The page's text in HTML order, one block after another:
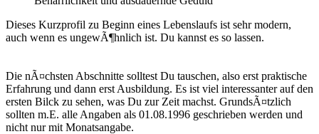
Dieses Kurzprofil zu Beginn eines Lebenslaufs ist sehr modern,
auch wenn es ungewÃ¶hnlich ist. Du kannst es so lassen.
Die nÃ¤chsten Abschnitte solltest Du tauschen, also erst praktische
Erfahrung und dann erst Ausbildung. Es ist viel interessanter auf den
ersten Bilck zu sehen, was Du zur Zeit machst. GrundsÃ¤tzlich
sollten m.E. alle Angaben als 01.08.1996 geschrieben werden und
nicht nur mit Monatsangabe.